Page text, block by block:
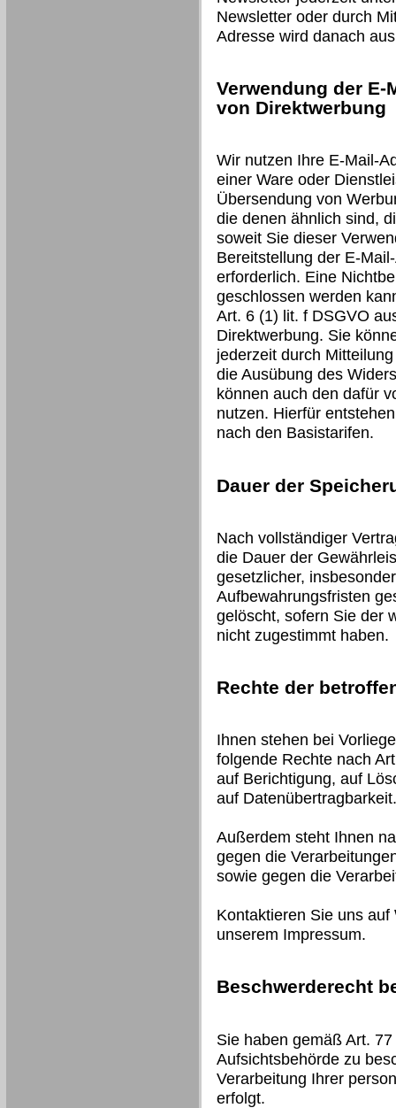
Newsletter oder durch
Adresse wird danach
Verwendung der
von Direktwerbung
Wir nutzen Ihre E-Mail-
einer Ware oder
Übersendung von
die denen ähnlich sind,
soweit Sie dieser
Bereitstellung der E-
erforderlich. Eine
geschlossen werden
Art. 6 (1) lit. f DSGVO
Direktwerbung. Sie
jederzeit durch
die Ausübung des
können auch den dafür
nutzen. Hierfür
nach den Basistarifen.
Dauer der
Nach vollständiger
die Dauer der
gesetzlicher,
Aufbewahrungsfristen
gelöscht, sofern Sie der
nicht zugestimmt haben.
Rechte der
Ihnen stehen bei
folgende Rechte nach
auf Berichtigung, auf
auf Datenübertragbarkeit.
Außerdem steht Ihnen
gegen die
sowie gegen die
Kontaktieren Sie uns
unserem Impressum.
Beschwerderecht
Sie haben gemäß Art.
Aufsichtsbehörde zu
Verarbeitung Ihrer
erfolgt.